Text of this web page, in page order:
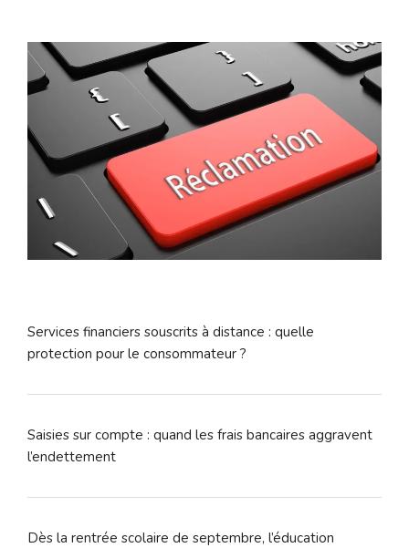
Services financiers souscrits à distance : quelle
protection pour le consommateur ?
Saisies sur compte : quand les frais bancaires aggravent
l’endettement
Dès la rentrée scolaire de septembre, l’éducation